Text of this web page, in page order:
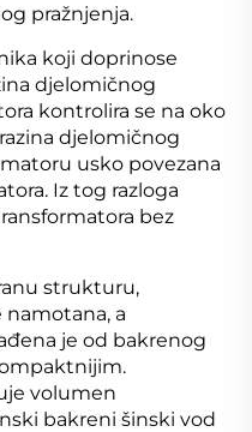
pražnjenja.
koji doprinose
djelomičnog
kontrolira se na oko
djelomičnog
usko povezana
Iz tog razloga
bez
strukturu,
namotana, a
je od bakrenog
volumen
bakreni šinski vod